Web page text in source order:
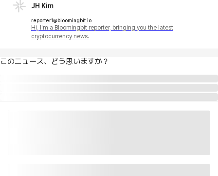
JH Kim
reporter1@bloomingbit.io
Hi, I'm a Bloomingbit reporter, bringing you the latest
cryptocurrency news.
このニュース、どう思いますか？